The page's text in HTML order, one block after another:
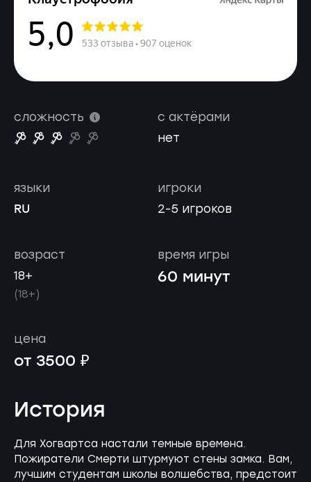
сложность
с актёрами
нет
игроки
2-5 игроков
языки
RU
возраст
18+
(18+)
время игры
60 минут
цена
от 3500 ₽
История
Для Хогвартса настали темные времена.
Пожиратели Смерти штурмуют стены замка. Вам,
лучшим студентам школы волшебства, предстоит